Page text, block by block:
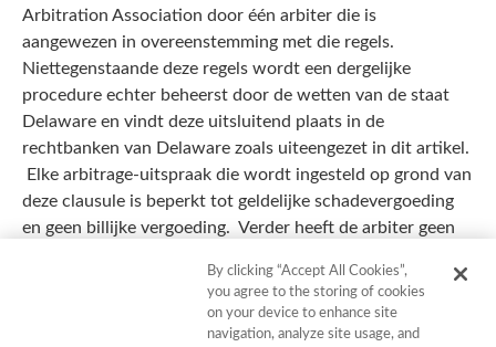
Arbitration Association door één arbiter die is
aangewezen in overeenstemming met die regels.
Niettegenstaande deze regels wordt een dergelijke
procedure echter beheerst door de wetten van de staat
Delaware en vindt deze uitsluitend plaats in de
rechtbanken van Delaware zoals uiteengezet in dit artikel.
Elke arbitrage-uitspraak die wordt ingesteld op grond van
deze clausule is beperkt tot geldelijke schadevergoeding
en geen billijke vergoeding. Verder heeft de arbiter geen
schade toe te kennen die niet wordt gemeten door de
werkelijke directe schade van de winnende partij in een
arbitrage die wordt gestart op grond van dit artikel,
By clicking “Accept All Cookies”,
you agree to the storing of cookies
on your device to enhance site
navigation, analyze site usage, and